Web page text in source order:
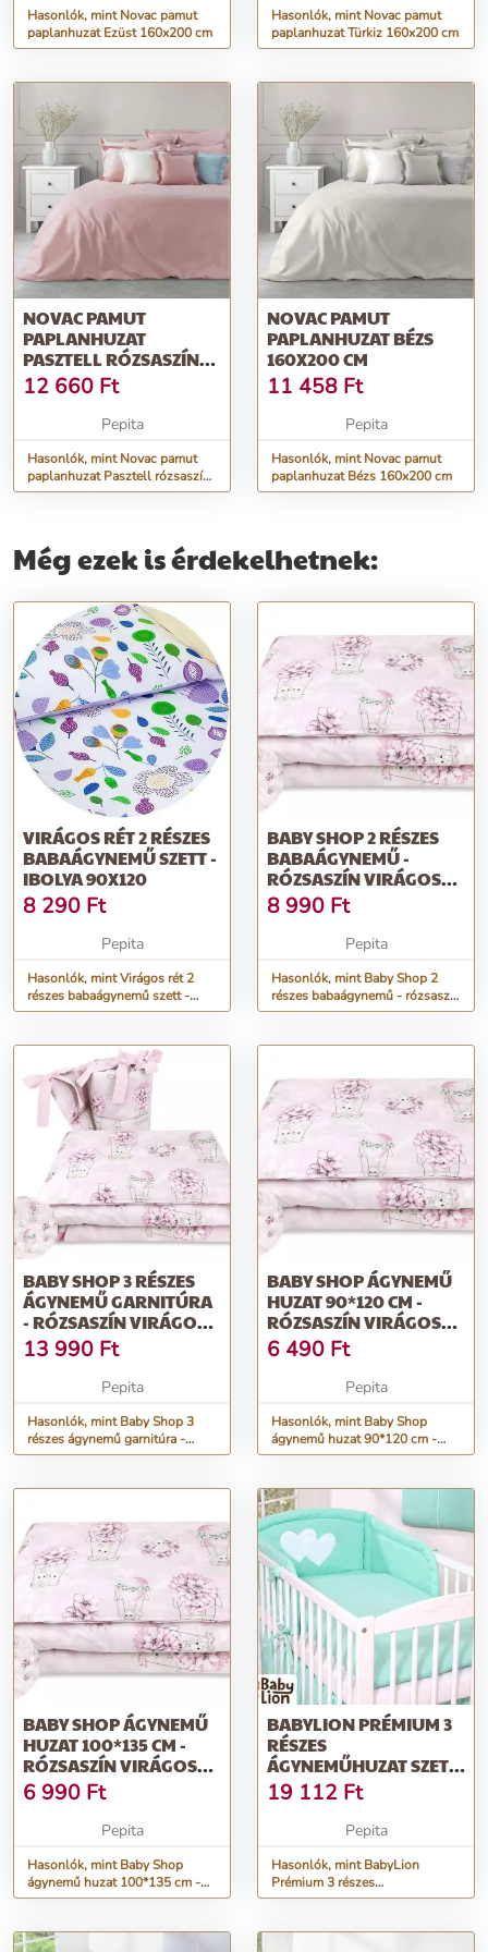
Hasonlók, mint Novac pamut
paplanhuzat Ezüst 160x200 cm
Hasonlók, mint Novac pamut
paplanhuzat Türkiz 160x200 cm
NOVAC PAMUT
PAPLANHUZAT
PASZTELL RÓZSASZÍN
180X200 CM
12 660 Ft
Pepita
Hasonlók, mint Novac pamut
paplanhuzat Pasztell rózsaszín
180x200 cm
NOVAC PAMUT
PAPLANHUZAT BÉZS
160X200 CM
11 458 Ft
Pepita
Hasonlók, mint Novac pamut
paplanhuzat Bézs 160x200 cm
Még ezek is érdekelhetnek:
VIRÁGOS RÉT 2 RÉSZES
BABAÁGYNEMŰ SZETT -
IBOLYA 90X120
8 290 Ft
Pepita
Hasonlók, mint Virágos rét 2
részes babaágynemű szett -
ibolya 90x120
BABY SHOP 2 RÉSZES
BABAÁGYNEMŰ -
RÓZSASZÍN VIRÁGOS
NYUSZI
8 990 Ft
Pepita
Hasonlók, mint Baby Shop 2
részes babaágynemű - rózsaszín
virágos nyuszi
BABY SHOP 3 RÉSZES
ÁGYNEMŰ GARNITÚRA
- RÓZSASZÍN VIRÁGOS
NYUSZI
13 990 Ft
Pepita
Hasonlók, mint Baby Shop 3
részes ágynemű garnitúra -
rózsaszín virágos nyuszi
BABY SHOP ÁGYNEMŰ
HUZAT 90*120 CM -
RÓZSASZÍN VIRÁGOS
NYUSZI
6 490 Ft
Pepita
Hasonlók, mint Baby Shop
ágynemű huzat 90*120 cm -
Rózsaszín virágos nyuszi
BABY SHOP ÁGYNEMŰ
HUZAT 100*135 CM -
RÓZSASZÍN VIRÁGOS
NYUSZI
6 990 Ft
Pepita
Hasonlók, mint Baby Shop
ágynemű huzat 100*135 cm -
Rózsaszín virágos nyuszi
BABYLION PRÉMIUM 3
RÉSZES
ÁGYNEMŰHUZAT SZETT
- HH - MENTA
19 112 Ft
Pepita
Hasonlók, mint BabyLion
Prémium 3 részes
ágyneműhuzat szett - HH -